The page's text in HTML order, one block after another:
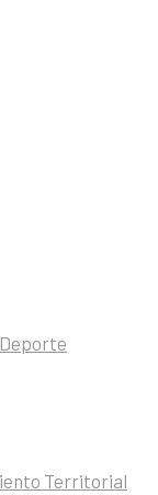
Territorial